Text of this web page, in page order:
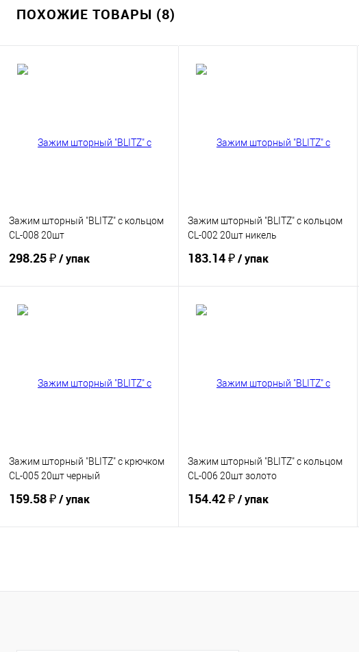
ПОХОЖИЕ ТОВАРЫ (8)
Зажим шторный "BLITZ" с кольцом
CL-008 20шт
298.25 ₽/ упак
Зажим шторный "BLITZ" с кольцом
CL-002 20шт никель
183.14 ₽/ упак
Зажим шторный "BLITZ" с крючком
CL-005 20шт черный
159.58 ₽/ упак
В избранное
Зажим шторный "BLITZ" с кольцом
CL-006 20шт золото
154.42 ₽/ упак
В избранное